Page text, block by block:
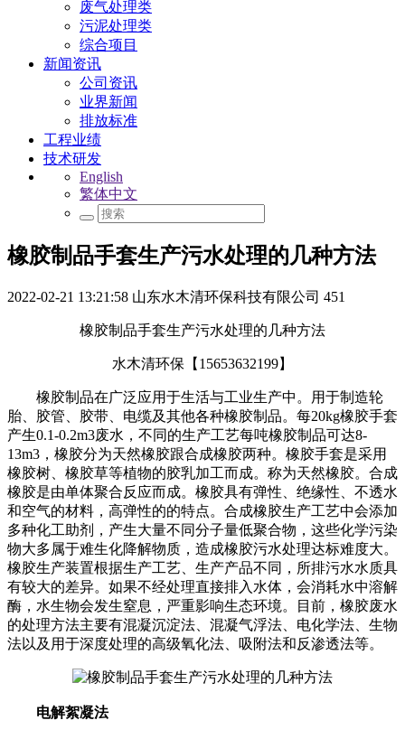
废气处理类
污泥处理类
综合项目
新闻资讯
公司资讯
业界新闻
排放标准
工程业绩
技术研发
English
繁体中文
橡胶制品手套生产污水处理的几种方法
2022-02-21 13:21:58 山东水木清环保科技有限公司 451
橡胶制品手套生产污水处理的几种方法
水木清环保【 15653632199】
橡胶制品在广泛应用于生活与工业生产中。用于制造轮
胎、胶管、胶带、电缆及其他各种橡胶制品。每20kg橡胶手套
产生0.1-0.2m3废水，不同的生产工艺每吨橡胶制品可达8-
13m3， 橡胶分为天然橡胶跟合成橡胶两种。橡胶手套是采用
橡胶树、橡胶草等植物的胶乳加工而成。称为天然橡胶。合成
橡胶是由单体聚合反应而成。橡胶具有弹性、绝缘性、不透水
和空气的材料，高弹性的的特点。合成橡胶生产工艺中会添加
多种化工助剂，产生大量不同分子量低聚合物，这些化学污染
物大多属于难生化降解物质，造成橡胶污水处理达标难度大。
橡胶生产装置根据生产工艺、生产产品不同，所排污水水质具
有较大的差异。如果不经处理直接排入水体，会消耗水中溶解
酶，水生物会发生窒息，严重影响生态环境。目前，橡胶废水
的处理方法主要有混凝沉淀法、混凝气浮法、电化学法、生物
法以及用于深度处理的高级氧化法、吸附法和反渗透法等。
电解絮凝法